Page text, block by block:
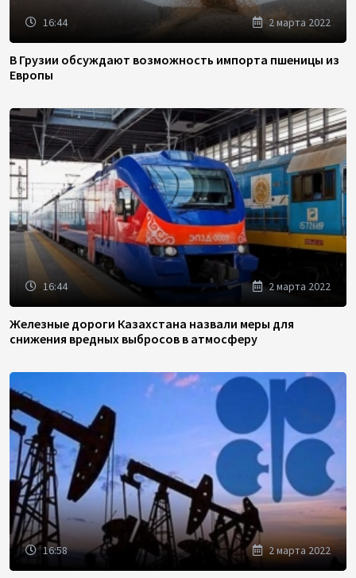
16:44 2 марта 2022
В Грузии обсуждают возможность импорта пшеницы из
Европы
16:44 2 марта 2022
Железные дороги Казахстана назвали меры для
снижения вредных выбросов в атмосферу
16:58 2 марта 2022